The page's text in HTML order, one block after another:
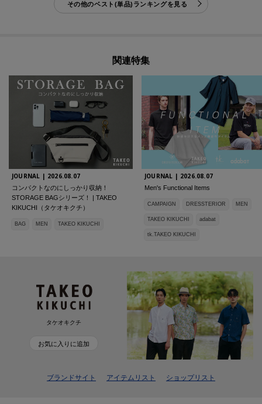
その他のベスト(単品)ランキングを見る
関連特集
JOURNAL | 2026.08.07
コンパクトなのにしっかり収納！
STORAGE BAGシリーズ！ | TAKEO
KIKUCHI（タケオキクチ）
BAG MEN TAKEO KIKUCHI
JOURNAL | 2026.08.07
Men's Functional Items
CAMPAIGN DRESSTERIOR MEN
TAKEO KIKUCHI adabat
tk.TAKEO KIKUCHI
タケオキクチ
お気に入りに追加
ブランドサイト アイテムリスト ショップリスト